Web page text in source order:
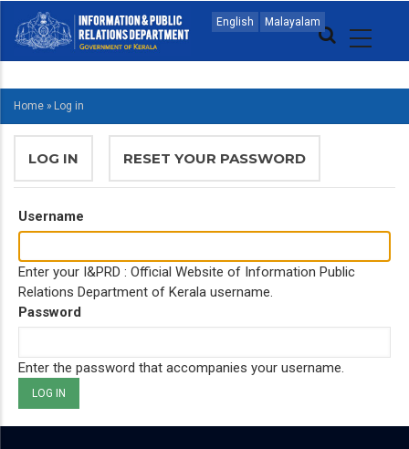
main
English Malayalam
MAIN
NAVIGATION
MALAYALAM
BREADCRUMB
Home » Log in
PRIMARY
TABS
LOG IN (ACTIVERESET YOUR PASSWORD
Username
Enter your I&PRD : Official Website of Information Public
Relations Department of Kerala username.
Password
Enter the password that accompanies your username.